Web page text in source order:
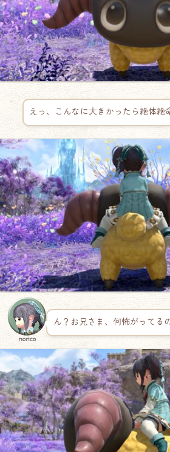
えっ、こんなに大きかったら絶体絶
norico
ん？お兄さま、何怖がってる